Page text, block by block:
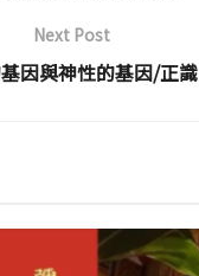
Next Post
因與神性的基因/正識